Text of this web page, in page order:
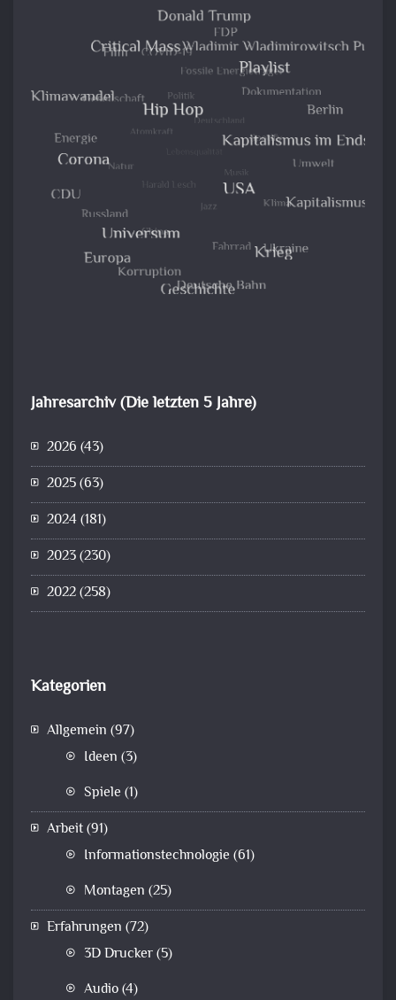
Jahresarchiv (Die letzten 5 Jahre)
2026 (43)
2025(63)
2024(181)
2023(230)
2022(258)
Kategorien
Allgemein (97)
Ideen (3)
Spiele (1)
Arbeit(91)
Informationstechnologie (61)
Montagen (25)
Erfahrungen (72)
3D Drucker(5)
Audio(4)